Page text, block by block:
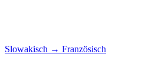
Slowakisch → Französisch